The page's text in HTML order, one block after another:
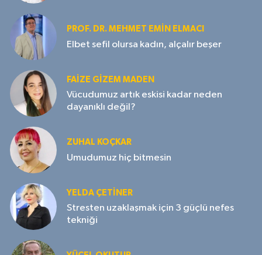
PROF. DR. MEHMET EMIN ELMACI
Elbet sefil olursa kadın, alçalır beşer
FAIZE GIZEM MADEN
Vücudumuz artık eskisi kadar neden
dayanıklı değil?
ZUHAL KOÇKAR
Umudumuz hiç bitmesin
YELDA ÇETİNER
Stresten uzaklaşmak için 3 güçlü nefes
tekniği